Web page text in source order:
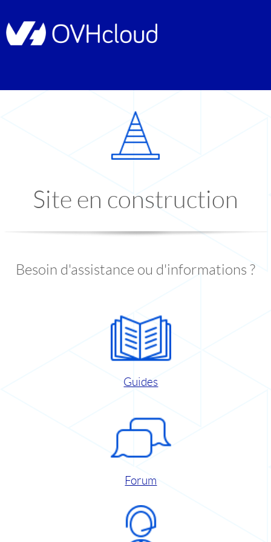
Site en construction
Besoin d'assistance ou d'informations ?
Guides
Forum